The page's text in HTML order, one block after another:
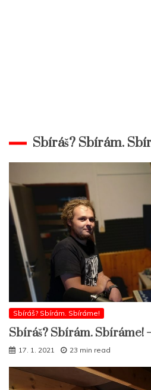
Sbíráš? Sbírám.
Sbíráš? Sbírám. Sbíráme!
Sbíráš? Sbírám. Sbíráme!
17. 1. 2021 23 min read